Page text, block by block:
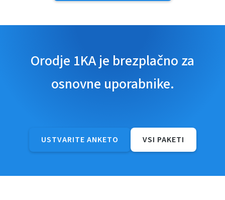
Orodje 1KA je brezplačno za
osnovne uporabnike.
USTVARITE ANKETO VSI PAKETI